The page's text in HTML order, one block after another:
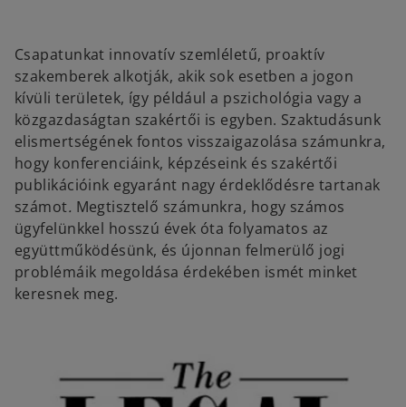
Csapatunkat innovatív szemléletű, proaktív
szakemberek alkotják, akik sok esetben a jogon
kívüli területek, így például a pszichológia vagy a
közgazdaságtan szakértői is egyben. Szaktudásunk
elismertségének fontos visszaigazolása számunkra,
hogy konferenciáink, képzéseink és szakértői
publikációink egyaránt nagy érdeklődésre tartanak
számot. Megtisztelő számunkra, hogy számos
ügyfelünkkel hosszú évek óta folyamatos az
együttműködésünk, és újonnan felmerülő jogi
problémáik megoldása érdekében ismét minket
keresnek meg.